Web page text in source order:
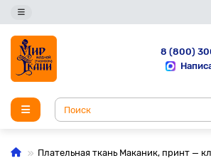
8 (800)
Плательная ткань Маканик, принт —